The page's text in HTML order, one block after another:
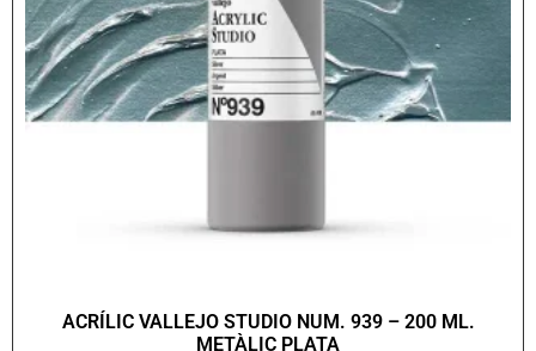
ACRÍLIC VALLEJO STUDIO NUM. 939 – 200 ML.
METÀLIC PLATA